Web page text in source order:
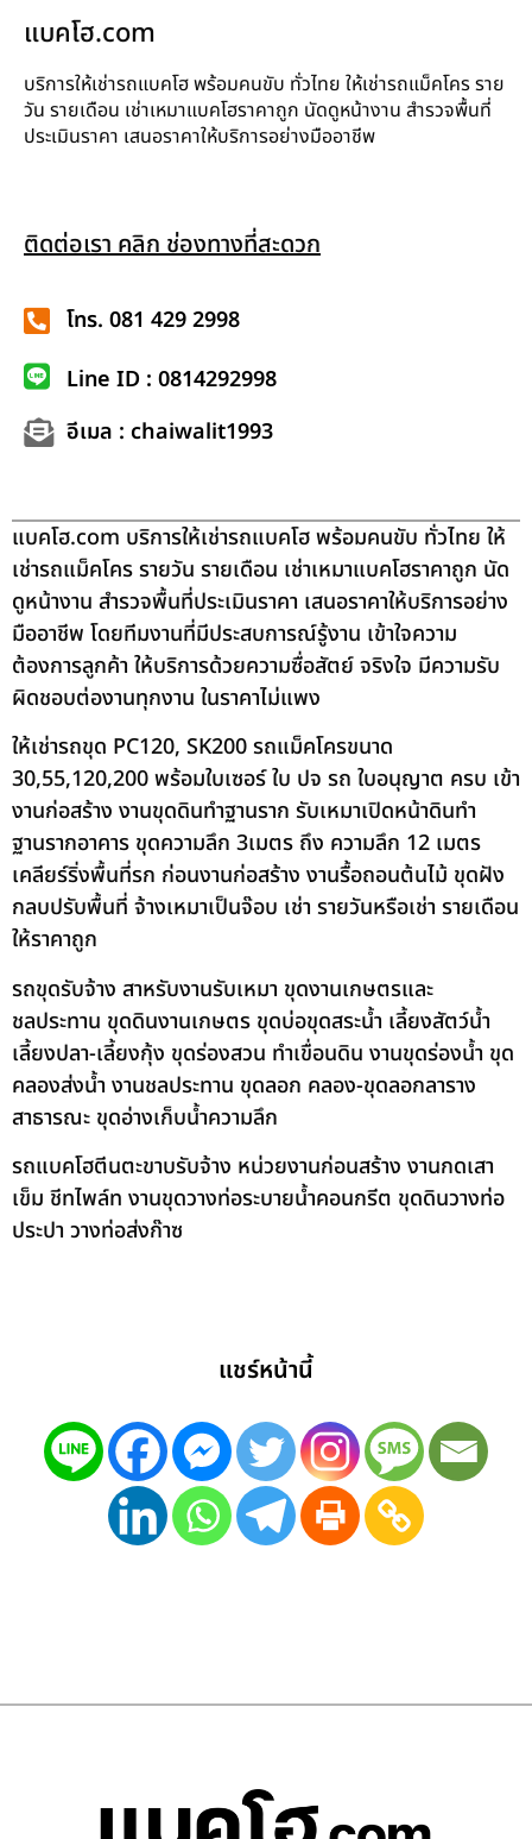
แบคโฮ.com
บริการให้เช่ารถแบคโฮ พร้อมคนขับ ทั่วไทย ให้เช่ารถแม็คโคร ราย
วัน รายเดือน เช่าเหมาแบคโฮราคาถูก นัดดูหน้างาน สำรวจพื้นที่
ประเมินราคา เสนอราคาให้บริการอย่างมืออาชีพ
ติดต่อเรา คลิก ช่องทางที่สะดวก
โทร. 081 429 2998
Line ID : 0814292998
อีเมล : chaiwalit1993
แบคโฮ.com บริการให้เช่ารถแบคโฮ พร้อมคนขับ ทั่วไทย ให้
เช่ารถแม็คโคร รายวัน รายเดือน เช่าเหมาแบคโฮราคาถูก นัด
ดูหน้างาน สำรวจพื้นที่ประเมินราคา เสนอราคาให้บริการอย่าง
มืออาชีพ โดยทีมงานที่มีประสบการณ์รู้งาน เข้าใจความ
ต้องการลูกค้า ให้บริการด้วยความซื่อสัตย์ จริงใจ มีความรับ
ผิดชอบต่องานทุกงาน ในราคาไม่แพง
ให้เช่ารถขุด PC120, SK200 รถแม็คโครขนาด
30,55,120,200 พร้อมใบเซอร์ ใบ ปจ รถ ใบอนุญาต ครบ เข้า
งานก่อสร้าง งานขุดดินทำฐานราก รับเหมาเปิดหน้าดินทำ
ฐานรากอาคาร ขุดความลึก 3เมตร ถึง ความลึก 12 เมตร
เคลียร์ริ่งพื้นที่รก ก่อนงานก่อสร้าง งานรื้อถอนต้นไม้ ขุดฝัง
กลบปรับพื้นที่ จ้างเหมาเป็นจ๊อบ เช่า รายวันหรือเช่า รายเดือน
ให้ราคาถูก
รถขุดรับจ้าง สาหรับงานรับเหมา ขุดงานเกษตรและ
ชลประทาน ขุดดินงานเกษตร ขุดบ่อขุดสระน้ำ เลี้ยงสัตว์น้ำ
เลี้ยงปลา-เลี้ยงกุ้ง ขุดร่องสวน ทำเขื่อนดิน งานขุดร่องน้ำ ขุด
คลองส่งน้ำ งานชลประทาน ขุดลอก คลอง-ขุดลอกลาราง
สาธารณะ ขุดอ่างเก็บน้ำความลึก
รถแบคโฮตีนตะขาบรับจ้าง หน่วยงานก่อนสร้าง งานกดเสา
เข็ม ชีทไพล์ท งานขุดวางท่อระบายน้ำคอนกรีต ขุดดินวางท่อ
ประปา วางท่อส่งก๊าซ
แชร์หน้านี้